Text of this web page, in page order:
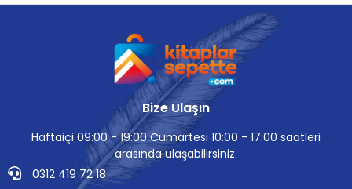
Bize Ulaşın
Haftaiçi 09:00 - 19:00 Cumartesi 10:00 - 17:00 saatleri
arasında ulaşabilirsiniz.
0312 419 72 18